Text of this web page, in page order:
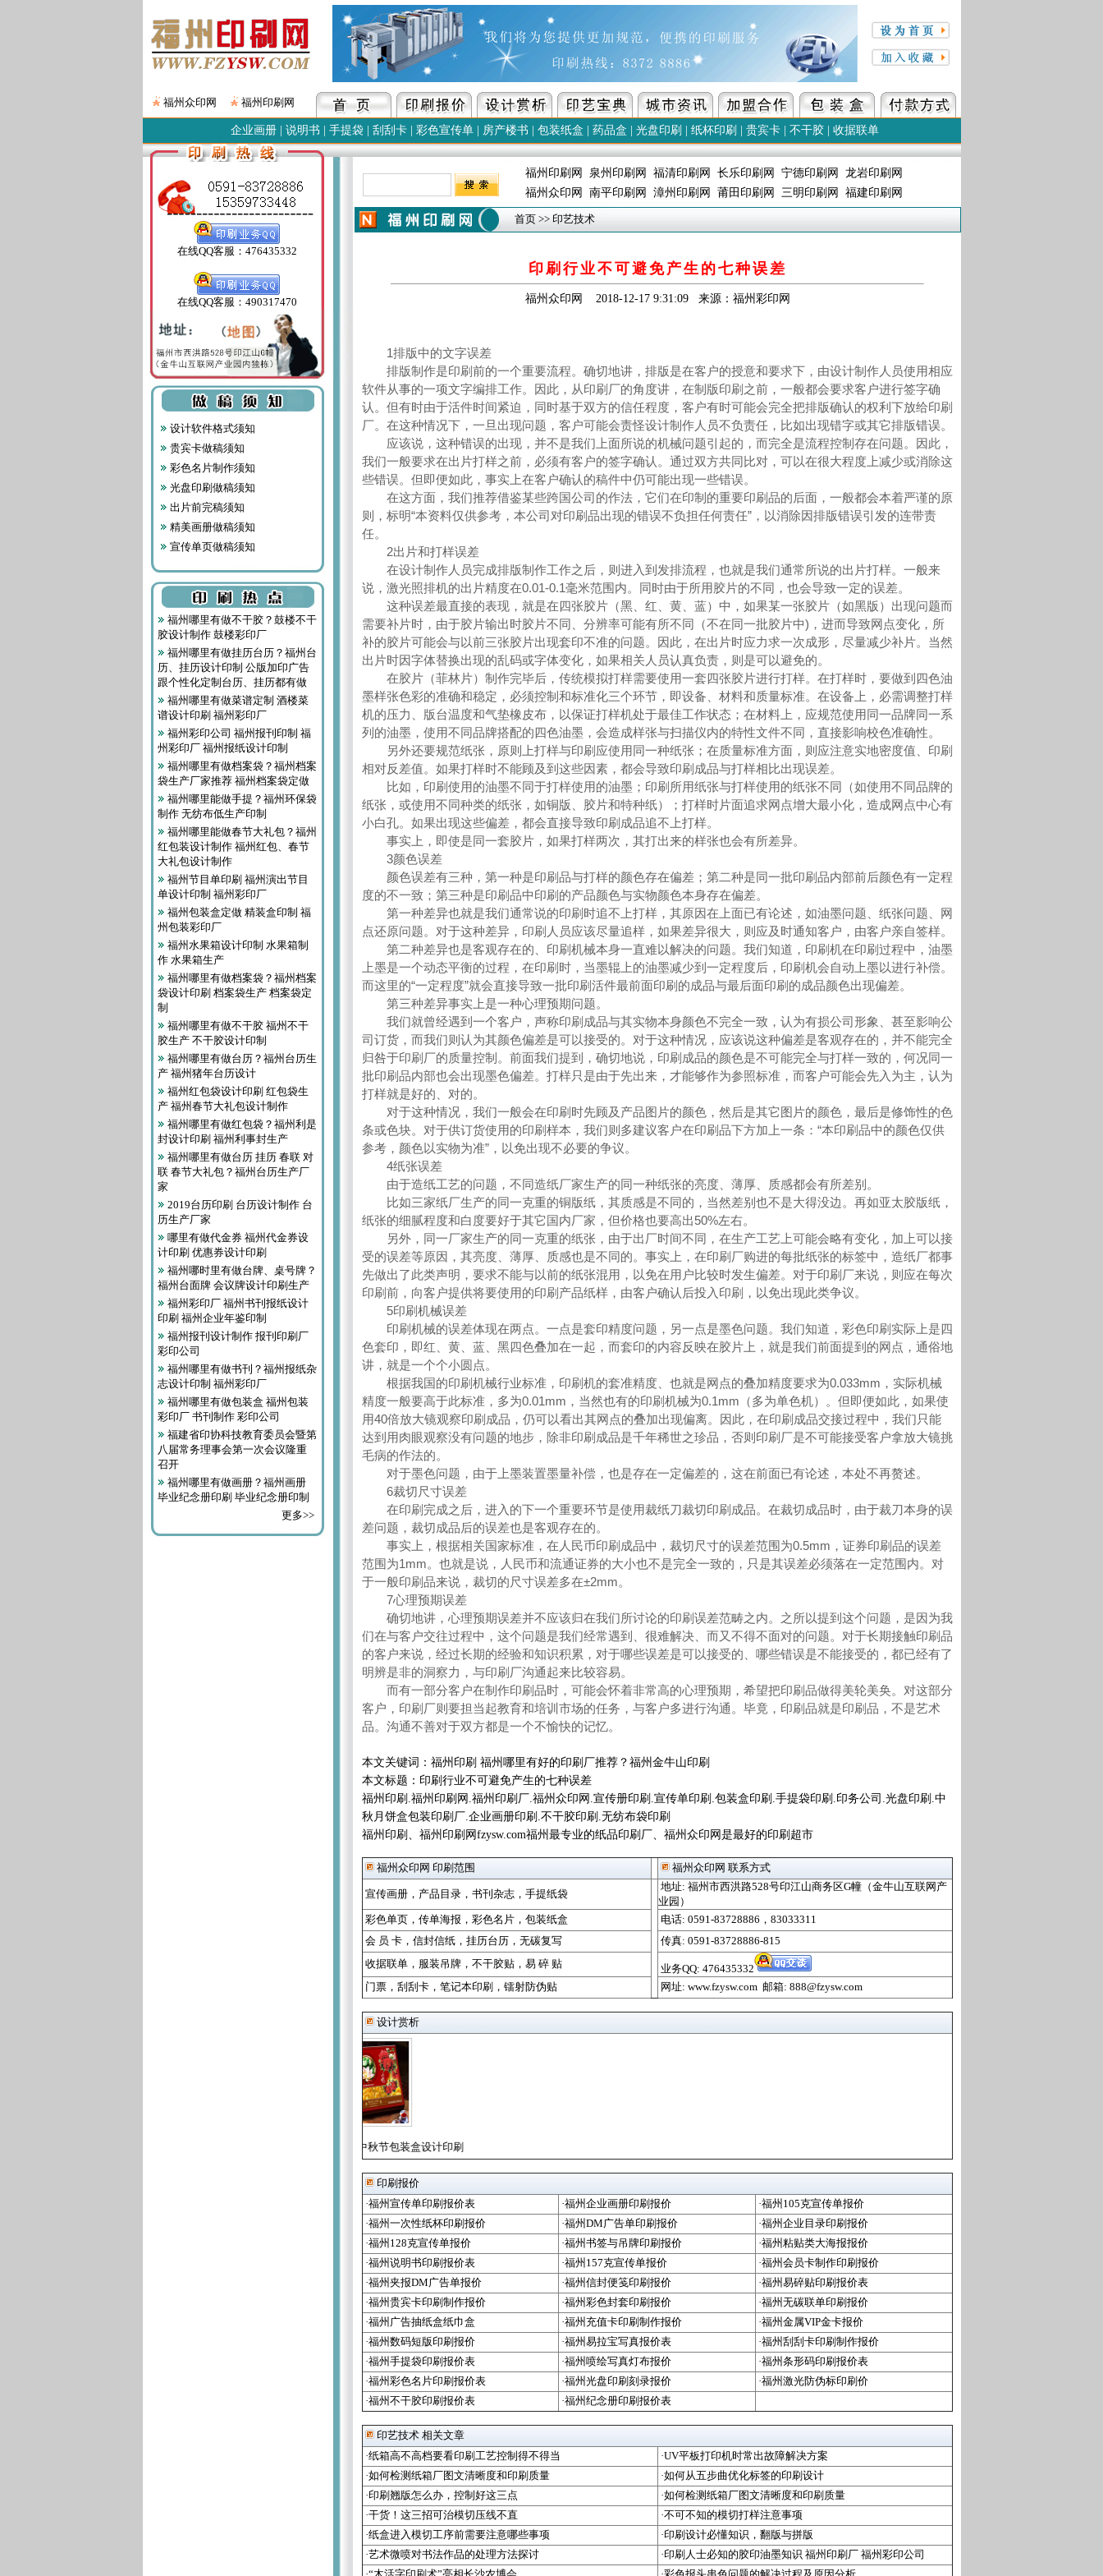
福州众印网 福州印刷网
企业画册 说明书 手提袋 刮刮卡 彩色宣传单 房产楼书 包装纸盒 药品盒 光盘印刷 纸杯印刷 贵宾卡 不干胶 收据联单
在线QQ客服：476435332
在线QQ客服：490317470
设计软件格式须知
贵宾卡做稿须知
彩色名片制作须知
光盘印刷做稿须知
出片前完稿须知
精美画册做稿须知
宣传单页做稿须知
福州哪里有做不干胶？鼓楼不干
胶设计制作 鼓楼彩印厂
福州哪里有做挂历台历？福州台
历、挂历设计印制 公版加印广告
跟个性化定制台历、挂历都有做
福州哪里有做菜谱定制 酒楼菜
谱设计印刷 福州彩印厂
福州彩印公司 福州报刊印制 福
州彩印厂 福州报纸设计印制
福州哪里有做档案袋？福州档案
袋生产厂家推荐 福州档案袋定做
福州哪里能做手提？福州环保袋
制作 无纺布低生产印制
福州哪里能做春节大礼包？福州
红包装设计制作 福州红包、春节
大礼包设计制作
福州节目单印刷 福州演出节目
单设计印制 福州彩印厂
福州包装盒定做 精装盒印制 福
州包装彩印厂
福州水果箱设计印制 水果箱制
作 水果箱生产
福州哪里有做档案袋？福州档案
袋设计印刷 档案袋生产 档案袋定
制
福州哪里有做不干胶 福州不干
胶生产 不干胶设计印制
福州哪里有做台历？福州台历生
产 福州猪年台历设计
福州红包袋设计印刷 红包袋生
产 福州春节大礼包设计制作
福州哪里有做红包袋？福州利是
封设计印刷 福州利事封生产
福州哪里有做台历 挂历 春联 对
联 春节大礼包？福州台历生产厂
家
2019台历印刷 台历设计制作 台
历生产厂家
哪里有做代金券 福州代金券设
计印刷 优惠券设计印刷
福州哪时里有做台牌、桌号牌？
福州台面牌 会议牌设计印刷生产
福州彩印厂 福州书刊报纸设计
印刷 福州企业年鉴印制
福州报刊设计制作 报刊印刷厂
彩印公司
福州哪里有做书刊？福州报纸杂
志设计印制 福州彩印厂
福州哪里有做包装盒 福州包装
彩印厂 书刊制作 彩印公司
福建省印协科技教育委员会暨第
八届常务理事会第一次会议隆重
召开
福州哪里有做画册？福州画册
毕业纪念册印刷 毕业纪念册印制
更多>>
福州印刷网 泉州印刷网 福清印刷网 长乐印刷网 宁德印刷网
龙岩印刷网
福州众印网
南平印刷网 漳州印刷网 莆田印刷网 三明印刷网 福建印刷网
首页>> 印艺技术
印刷行业不可避免产生的七种误差
福州众印网 2018-12-17 9:31:09 来源：福州彩印网
1排版中的文字误差
排版制作是印刷前的一个重要流程。确切地讲，排版是在客户的授意和要求下，由设计制作人员使用相应
软件从事的一项文字编排工作。因此，从印刷厂的角度讲，在制版印刷之前，一般都会要求客户进行签字确
认。但有时由于活件时间紧迫，同时基于双方的信任程度，客户有时可能会完全把排版确认的权利下放给印刷
厂。在这种情况下，一旦出现问题，客户可能会责怪设计制作人员不负责任，比如出现错字或其它排版错误。
应该说，这种错误的出现，并不是我们上面所说的机械问题引起的，而完全是流程控制存在问题。因此，
我们一般要求在出片打样之前，必须有客户的签字确认。通过双方共同比对，可以在很大程度上减少或消除这
些错误。但即便如此，事实上在客户确认的稿件中仍可能出现一些错误。
在这方面，我们推荐借鉴某些跨国公司的作法，它们在印制的重要印刷品的后面，一般都会本着严谨的原
则，标明“本资料仅供参考，本公司对印刷品出现的错误不负担任何责任”，以消除因排版错误引发的连带责
任。
2出片和打样误差
在设计制作人员完成排版制作工作之后，则进入到发排流程，也就是我们通常所说的出片打样。一般来
说，激光照排机的出片精度在0.01-0.1毫米范围内。同时由于所用胶片的不同，也会导致一定的误差。
这种误差最直接的表现，就是在四张胶片（黑、红、黄、蓝）中，如果某一张胶片（如黑版）出现问题而
需要补片时，由于胶片输出时胶片不同、分辨率可能有所不同（不在同一批胶片中)，进而导致网点变化，所
补的胶片可能会与以前三张胶片出现套印不准的问题。因此，在出片时应力求一次成形，尽量减少补片。当然
出片时因字体替换出现的乱码或字体变化，如果相关人员认真负责，则是可以避免的。
在胶片（菲林片）制作完毕后，传统模拟打样需要使用一套四张胶片进行打样。在打样时，要做到四色油
墨样张色彩的准确和稳定，必须控制和标准化三个环节，即设备、材料和质量标准。在设备上，必需调整打样
机的压力、版台温度和气垫橡皮布，以保证打样机处于最佳工作状态；在材料上，应规范使用同一品牌同一系
列的油墨，使用不同品牌搭配的四色油墨，会造成样张与扫描仪内的特性文件不同，直接影响校色准确性。
另外还要规范纸张，原则上打样与印刷应使用同一种纸张；在质量标准方面，则应注意实地密度值、印刷
相对反差值。如果打样时不能顾及到这些因素，都会导致印刷成品与打样相比出现误差。
比如，印刷使用的油墨不同于打样使用的油墨；印刷所用纸张与打样使用的纸张不同（如使用不同品牌的
纸张，或使用不同种类的纸张，如铜版、胶片和特种纸）；打样时片面追求网点增大最小化，造成网点中心有
小白孔。如果出现这些偏差，都会直接导致印刷成品追不上打样。
事实上，即使是同一套胶片，如果打样两次，其打出来的样张也会有所差异。
3颜色误差
颜色误差有三种，第一种是印刷品与打样的颜色存在偏差；第二种是同一批印刷品内部前后颜色有一定程
度的不一致；第三种是印刷品中印刷的产品颜色与实物颜色本身存在偏差。
第一种差异也就是我们通常说的印刷时追不上打样，其原因在上面已有论述，如油墨问题、纸张问题、网
点还原问题。对于这种差异，印刷人员应该尽量追样，如果差异很大，则应及时通知客户，由客户亲自签样。
第二种差异也是客观存在的、印刷机械本身一直难以解决的问题。我们知道，印刷机在印刷过程中，油墨
上墨是一个动态平衡的过程，在印刷时，当墨辊上的油墨减少到一定程度后，印刷机会自动上墨以进行补偿。
而这里的“一定程度”就会直接导致一批印刷活件最前面印刷的成品与最后面印刷的成品颜色出现偏差。
第三种差异事实上是一种心理预期问题。
我们就曾经遇到一个客户，声称印刷成品与其实物本身颜色不完全一致，认为有损公司形象、甚至影响公
司订货，而我们则认为其颜色偏差是可以接受的。对于这种情况，应该说这种偏差是客观存在的，并不能完全
归咎于印刷厂的质量控制。前面我们提到，确切地说，印刷成品的颜色是不可能完全与打样一致的，何况同一
批印刷品内部也会出现墨色偏差。打样只是由于先出来，才能够作为参照标准，而客户可能会先入为主，认为
打样就是好的、对的。
对于这种情况，我们一般会在印刷时先顾及产品图片的颜色，然后是其它图片的颜色，最后是修饰性的色
条或色块。对于供订货使用的印刷样本，我们则多建议客户在印刷品下方加上一条：“本印刷品中的颜色仅供
参考，颜色以实物为准”，以免出现不必要的争议。
4纸张误差
由于造纸工艺的问题，不同造纸厂家生产的同一种纸张的亮度、薄厚、质感都会有所差别。
比如三家纸厂生产的同一克重的铜版纸，其质感是不同的，当然差别也不是大得没边。再如亚太胶版纸，
纸张的细腻程度和白度要好于其它国内厂家，但价格也要高出50%左右。
另外，同一厂家生产的同一克重的纸张，由于出厂时间不同，在生产工艺上可能会略有变化，加上可以接
受的误差等原因，其亮度、薄厚、质感也是不同的。事实上，在印刷厂购进的每批纸张的标签中，造纸厂都事
先做出了此类声明，要求不能与以前的纸张混用，以免在用户比较时发生偏差。对于印刷厂来说，则应在每次
印刷前，向客户提供将要使用的印刷产品纸样，由客户确认后投入印刷，以免出现此类争议。
5印刷机械误差
印刷机械的误差体现在两点。一点是套印精度问题，另一点是墨色问题。我们知道，彩色印刷实际上是四
色套印，即红、黄、蓝、黑四色叠加在一起，而套印的内容反映在胶片上，就是我们前面提到的网点，通俗地
讲，就是一个个小圆点。
根据我国的印刷机械行业标准，印刷机的套准精度、也就是网点的叠加精度要求为0.033mm，实际机械
精度一般要高于此标准，多为0.01mm，当然也有的印刷机械为0.1mm（多为单色机）。但即便如此，如果使
用40倍放大镜观察印刷成品，仍可以看出其网点的叠加出现偏离。因此，在印刷成品交接过程中，我们只能
达到用肉眼观察没有问题的地步，除非印刷成品是千年稀世之珍品，否则印刷厂是不可能接受客户拿放大镜挑
毛病的作法的。
对于墨色问题，由于上墨装置墨量补偿，也是存在一定偏差的，这在前面已有论述，本处不再赘述。
6裁切尺寸误差
在印刷完成之后，进入的下一个重要环节是使用裁纸刀裁切印刷成品。在裁切成品时，由于裁刀本身的误
差问题，裁切成品后的误差也是客观存在的。
事实上，根据相关国家标准，在人民币印刷成品中，裁切尺寸的误差范围为0.5mm，证券印刷品的误差
范围为1mm。也就是说，人民币和流通证券的大小也不是完全一致的，只是其误差必须落在一定范围内。对
于一般印刷品来说，裁切的尺寸误差多在±2mm。
7心理预期误差
确切地讲，心理预期误差并不应该归在我们所讨论的印刷误差范畴之内。之所以提到这个问题，是因为我
们在与客户交往过程中，这个问题是我们经常遇到、很难解决、而又不得不面对的问题。对于长期接触印刷品
的客户来说，经过长期的经验和知识积累，对于哪些误差是可以接受的、哪些错误是不能接受的，都已经有了
明辨是非的洞察力，与印刷厂沟通起来比较容易。
而有一部分客户在制作印刷品时，可能会怀着非常高的心理预期，希望把印刷品做得美轮美奂。对这部分
客户，印刷厂则要担当起教育和培训市场的任务，与客户多进行沟通。毕竟，印刷品就是印刷品，不是艺术
品。沟通不善对于双方都是一个不愉快的记忆。
本文关键词：福州印刷 福州哪里有好的印刷厂推荐？福州金牛山印刷
本文标题：印刷行业不可避免产生的七种误差
福州印刷.福州印刷网.福州印刷厂.福州众印网.宣传册印刷.宣传单印刷.包装盒印刷.手提袋印刷.印务公司.光盘印刷.中
秋月饼盒包装印刷厂.企业画册印刷.不干胶印刷.无纺布袋印刷
福州印刷、福州印刷网fzysw.com福州最专业的纸品印刷厂、福州众印网是最好的印刷超市
福州众印网 印刷范围 福州众印网 联系方式
宣传画册 ， 产品目录 ， 书刊杂志 ， 手提纸袋
地址: 福州市西洪路528号印江山商务区G幢（金牛山互联网产
业园）
彩色单页 ， 传单海报 ， 彩色名片 ， 包装纸盒
电话: 0591-83728886，83033311
会 员 卡 ， 信封信纸 ， 挂历台历 ， 无碳复写
传真: 0591-83728886-815
收据联单 ， 服装吊牌 ， 不干胶贴 ， 易 碎 贴 业务QQ: 476435332
门票 ， 刮刮卡 ， 笔记本印刷 ， 镭射防伪贴 网址: www.fzysw.com 邮箱: 888@fzysw.com
设计赏析
中秋包装盒印刷、中秋节包装盒设计印刷
印刷报价
·福州宣传单印刷报价表
·福州企业画册印刷报价
·福州105克宣传单报价
·福州一次性纸杯印刷报价
·福州DM广告单印刷报价
·福州企业目录印刷报价
·福州128克宣传单报价
·福州书签与吊牌印刷报价
·福州粘贴类大海报报价
·福州说明书印刷报价表
·福州157克宣传单报价
·福州会员卡制作印刷报价
·福州夹报DM广告单报价
·福州信封便笺印刷报价
·福州易碎贴印刷报价表
·福州贵宾卡印刷制作报价
·福州彩色封套印刷报价
·福州无碳联单印刷报价
·福州广告抽纸盒纸巾盒
·福州充值卡印刷制作报价
·福州金属VIP金卡报价
·福州数码短版印刷报价
·福州易拉宝写真报价表
·福州刮刮卡印刷制作报价
·福州手提袋印刷报价表
·福州喷绘写真灯布报价
·福州条形码印刷报价表
·福州彩色名片印刷报价表
·福州光盘印刷刻录报价
·福州激光防伪标印刷价
·福州不干胶印刷报价表
·福州纪念册印刷报价表
印艺技术 相关文章
·纸箱高不高档要看印刷工艺控制得不得当
·UV平板打印机时常出故障解决方案
·如何检测纸箱厂图文清晰度和印刷质量
·如何从五步曲优化标签的印刷设计
·印刷翘版怎么办，控制好这三点
·如何检测纸箱厂图文清晰度和印刷质量
·干货！这三招可治模切压线不直
·不可不知的模切打样注意事项
·纸盒进入模切工序前需要注意哪些事项
·印刷设计必懂知识，翻版与拼版
·艺术微喷对书法作品的处理方法探讨
·印刷人士必知的胶印油墨知识 福州印刷厂 福州彩印公司